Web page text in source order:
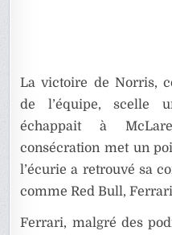
La victoire de Norris,
de l’équipe, scelle
échappait à
consécration met un
l’écurie a retrouvé sa
comme Red Bull,
Ferrari, malgré des